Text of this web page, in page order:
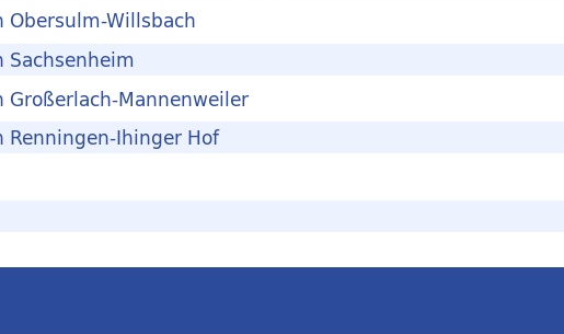
Willsbach
Mannenweiler
Ihinger Hof